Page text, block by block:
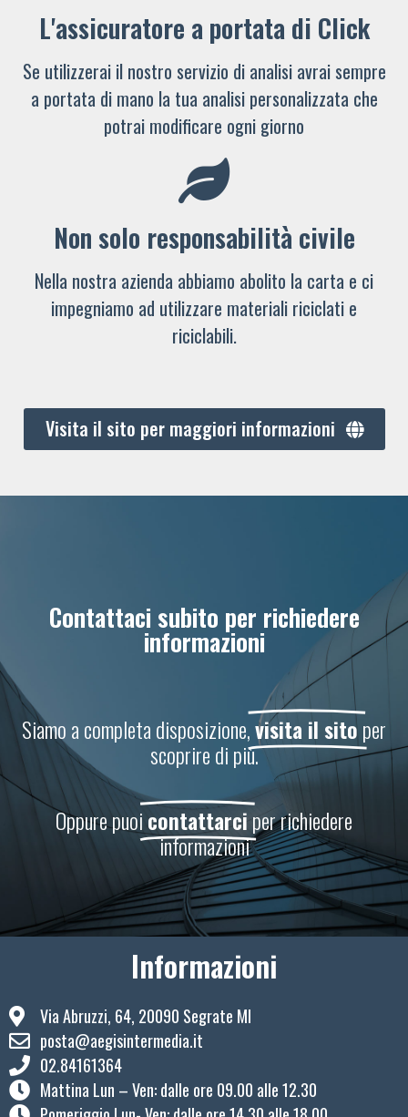
L'assicuratore a portata di Click
Se utilizzerai il nostro servizio di analisi avrai sempre
a portata di mano la tua analisi personalizzata che
potrai modificare ogni giorno
Non solo responsabilità civile
Nella nostra azienda abbiamo abolito la carta e ci
impegniamo ad utilizzare materiali riciclati e
riciclabili.
Visita il sito per maggiori informazioni
Contattaci subito per richiedere
informazioni
Siamo a completa disposizione,visita il sitoper
scoprire di più.
Oppure puoicontattarciper richiedere
informazioni
Informazioni
Via Abruzzi, 64, 20090 Segrate MI
posta@aegisintermedia.it
02.84161364
Mattina Lun – Ven: ​dalle ore 09.00 alle 12.30